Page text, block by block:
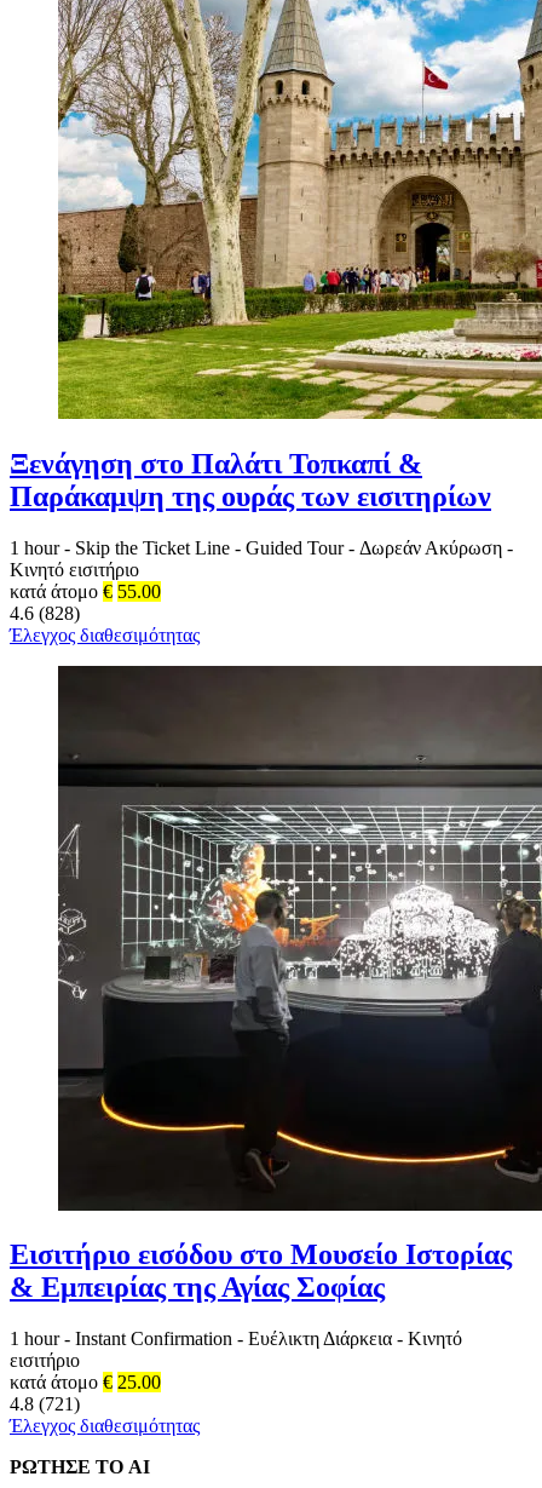
Ξενάγηση στο Παλάτι Τοπκαπί &
Παράκαμψη της ουράς των εισιτηρίων
1 hour - Skip the Ticket Line - Guided Tour - Δωρεάν Ακύρωση -
Κινητό εισιτήριο
κατά άτομο € 55.00
4.6 (828)
Έλεγχος διαθεσιμότητας
Εισιτήριο εισόδου στο Μουσείο Ιστορίας
& Εμπειρίας της Αγίας Σοφίας
1 hour - Instant Confirmation - Ευέλικτη Διάρκεια - Κινητό
εισιτήριο
κατά άτομο € 25.00
4.8 (721)
Έλεγχος διαθεσιμότητας
ΡΩΤΗΣΕ ΤΟ AI